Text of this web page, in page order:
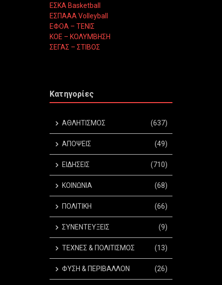
ΕΣΚΑ Basketball
ΕΣΠΑΑΑ Volleyball
ΕΦΟΑ – ΤΕΝΙΣ
ΚΟΕ – ΚΟΛΥΜΒΗΣΗ
ΣΕΓΑΣ – ΣΤΙΒΟΣ
Κατηγορίες
ΑΘΛΗΤΙΣΜΟΣ (637)
ΑΠΟΨΕΙΣ (49)
ΕΙΔΗΣΕΙΣ (710)
ΚΟΙΝΩΝΙΑ (68)
ΠΟΛΙΤΙΚΗ (66)
ΣΥΝΕΝΤΕΥΞΕΙΣ (9)
ΤΕΧΝΕΣ & ΠΟΛΙΤΙΣΜΟΣ (13)
ΦΥΣΗ & ΠΕΡΙΒΑΛΛΟΝ (26)